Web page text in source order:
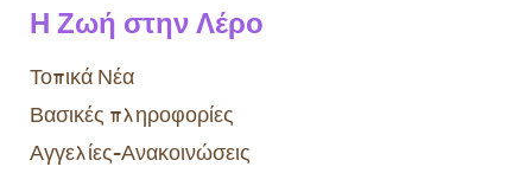
Η Ζωή στην Λέρο
Τοπικά Νέα
Βασικές πληροφορίες
Αγγελίες-Ανακοινώσεις